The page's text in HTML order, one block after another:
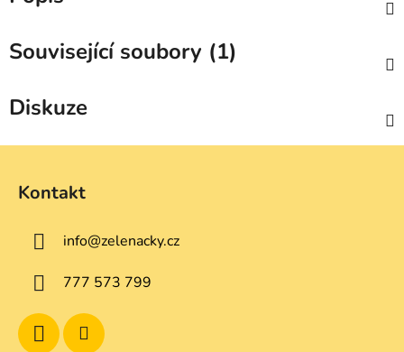
Související soubory (1)
Diskuze
Kontakt
info@zelenacky.cz
777 573 799